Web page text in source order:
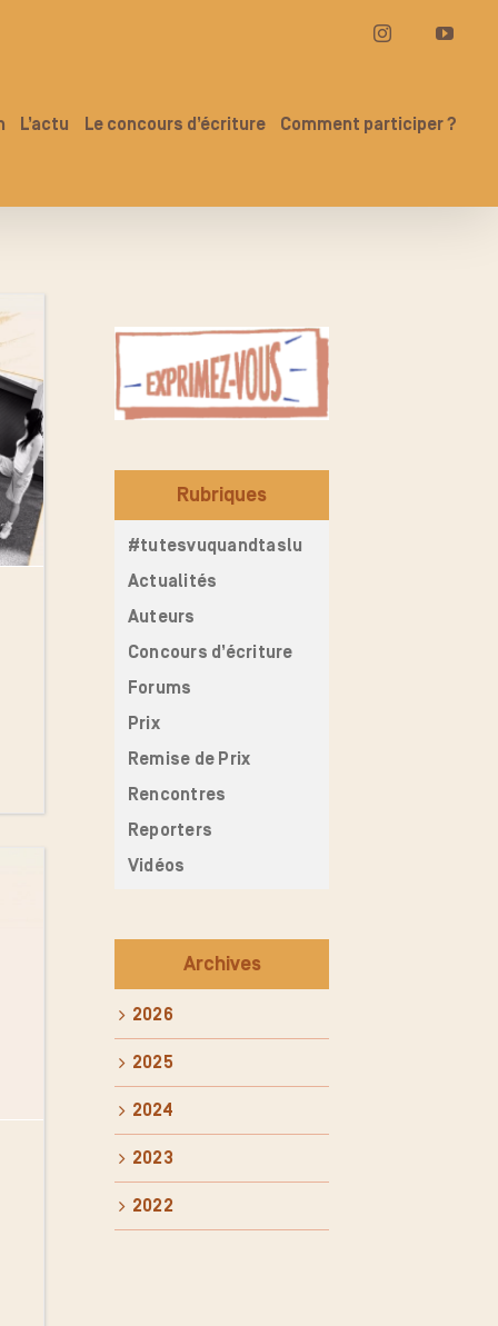
Instagram
L’actu Le concours d’écriture Comment participer ?
Rubriques
#tutesvuquandtaslu
Actualités
Auteurs
Concours d’écriture
Forums
Prix
Remise de Prix
Rencontres
Reporters
Vidéos
Archives
2026
2025
2024
2023
2022